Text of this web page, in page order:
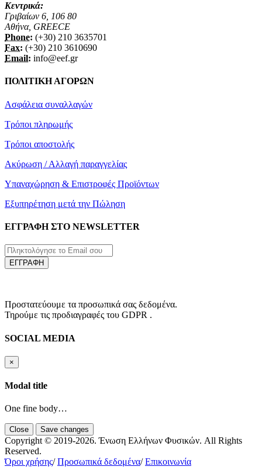
Κεντρικά:
Γριβαίων 6, 106 80
Αθήνα, GREECE
Phone: (+30) 210 3635701
Fax: (+30) 210 3610690
Email: info@eef.gr
ΠΟΛΙΤΙΚΗ ΑΓΟΡΩΝ
Ασφάλεια συναλλαγών
Τρόποι πληρωμής
Τρόποι αποστολής
Ακύρωση / Αλλαγή παραγγελίας
Υπαναχώρηση & Επιστροφές Προϊόντων
Εξυπηρέτηση μετά την Πώληση
ΕΓΓΡΑΦΗ ΣΤΟ NEWSLETTER
ΕΓΓΡΑΦΗ
Προστατεύουμε τα προσωπικά σας δεδομένα.
Τηρούμε τις προδιαγραφές του GDPR .
SOCIAL MEDIA
×
Modal title
One fine body…
Close Save changes
Copyright © 2019-2026. Ένωση Ελλήνων Φυσικών. All Rights
Reserved.
Όροι χρήσης/Προσωπικά δεδομένα/Επικοινωνία